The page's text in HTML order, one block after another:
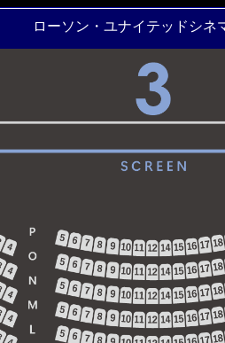
ローソン・ユナイテッドシネ